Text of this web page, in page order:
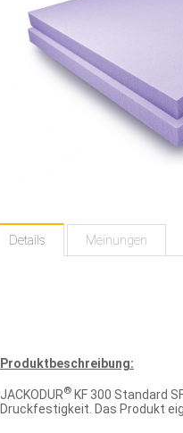
Details Meinungen
Produktbeschreibung:
JACKODUR®KF 300 Standard
Druckfestigkeit. Das Produkt